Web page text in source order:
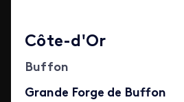
Côte-d'Or
Buffon
Grande Forge de Buffon